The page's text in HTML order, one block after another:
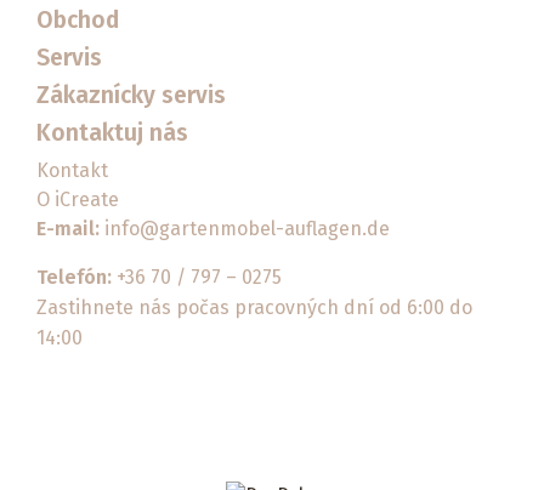
Obchod
Servis
Zákaznícky servis
Kontaktuj nás
Kontakt
O iCreate
E-mail: info@gartenmobel-auflagen.de
Telefón: +36 70 / 797 – 0275
Zastihnete nás počas pracovných dní od 6:00 do
14:00